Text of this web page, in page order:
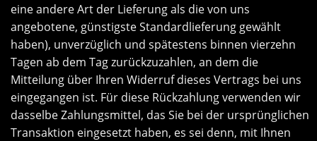
eine andere Art der Lieferung als die von uns
angebotene, günstigste Standardlieferung gewählt
haben), unverzüglich und spätestens binnen vierzehn
Tagen ab dem Tag zurückzuzahlen, an dem die
Mitteilung über Ihren Widerruf dieses Vertrags bei uns
eingegangen ist. Für diese Rückzahlung verwenden wir
dasselbe Zahlungsmittel, das Sie bei der ursprünglichen
Transaktion eingesetzt haben, es sei denn, mit Ihnen